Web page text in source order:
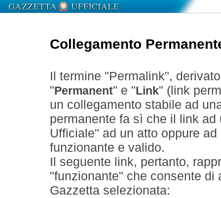
Collegamento
Il termine "Permalink",
" Permanent" e " Link" (link
un collegamento stabile ad
permanente fa sì che il link
Ufficiale" ad un atto oppure
funzionante e valido.
Il seguente link, pertanto,
"funzionante" che consente
Gazzetta selezionata: